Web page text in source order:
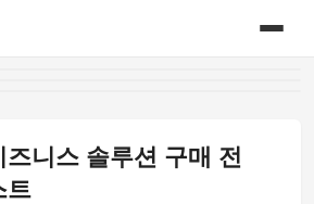
니스 솔루션 구매 전
트